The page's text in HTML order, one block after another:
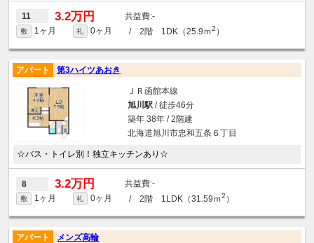
11 3.2万円 -
敷 1ヶ月 礼 0ヶ月 / 2階 1DK（25.9ｍ2 ）
アパート 第3ハイツあおき
ＪＲ函館本線
旭川駅/ 徒歩46分
築年 38年 / 2階建
北海道旭川市忠和五条６丁目
☆バス・トイレ別！独立キッチンあり☆
8 3.2万円 -
敷 1ヶ月 礼 0ヶ月 / 2階 1LDK（31.59ｍ2 ）
アパート メンズ高輪